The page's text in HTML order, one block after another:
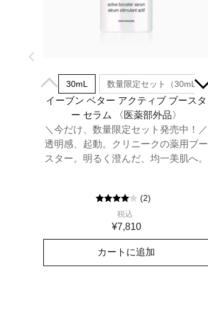
30mL 数量限定セット（30mL）
イーブン ベター アクティブ ブースタ
ー セラム​ 〈医薬部外品〉
＼今だけ、数量限定セット発売中！／
透明感、起動。クリニークの薬用ブー
スター。明るく澄んだ、均一美肌へ。
(2)
税込
¥7,810
カートに追加